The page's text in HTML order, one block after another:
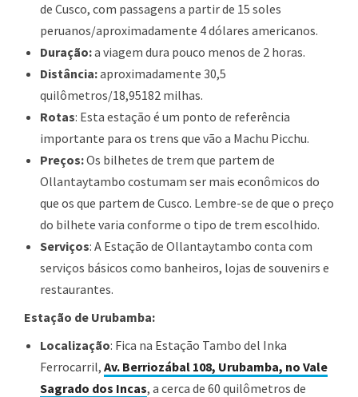
de Cusco, com passagens a partir de 15 soles
peruanos/aproximadamente 4 dólares americanos.
Duração:a viagem dura pouco menos de 2 horas.
Distância:aproximadamente 30,5
quilômetros/18,95182 milhas.
Rotas: Esta estação é um ponto de referência
importante para os trens que vão a Machu Picchu.
Preços:Os bilhetes de trem que partem de
Ollantaytambo costumam ser mais econômicos do
que os que partem de Cusco. Lembre-se de que o preço
do bilhete varia conforme o tipo de trem escolhido.
Serviços: A Estação de Ollantaytambo conta com
serviços básicos como banheiros, lojas de souvenirs e
restaurantes.
Estação de Urubamba:
Localização: Fica na Estação Tambo del Inka
Ferrocarril, Av. Berriozábal 108, Urubamba, no Vale
Sagrado dos Incas, a cerca de 60 quilômetros de